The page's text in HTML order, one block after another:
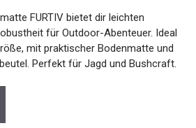
für Outdoor-Abenteuer.
mit praktischer
Transportbeutel. Perfekt für